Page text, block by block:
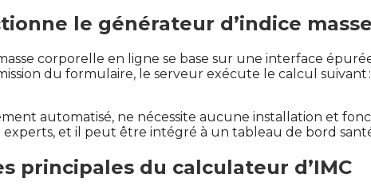
le générateur d’indice
corporelle en ligne se base sur une interface
du formulaire, le serveur exécute le calcul
automatisé, ne nécessite aucune installation et
experts, et il peut être intégré à un tableau de bord
principales du calculateur d’IMC